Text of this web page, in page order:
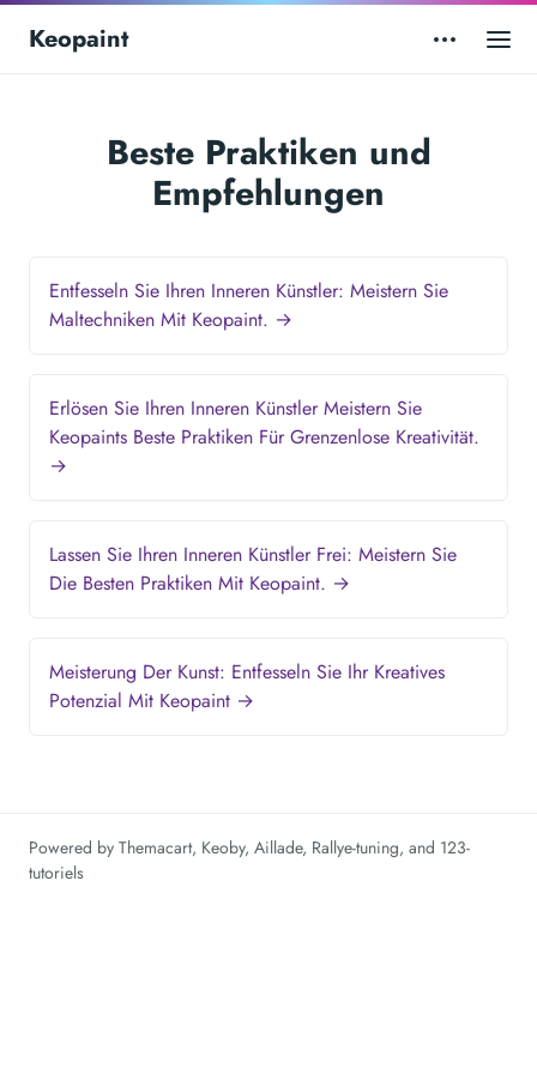
Keopaint
Beste Praktiken und
Empfehlungen
Entfesseln Sie Ihren Inneren Künstler: Meistern Sie
Maltechniken Mit Keopaint. →
Erlösen Sie Ihren Inneren Künstler Meistern Sie
Keopaints Beste Praktiken Für Grenzenlose Kreativität.
→
Lassen Sie Ihren Inneren Künstler Frei: Meistern Sie
Die Besten Praktiken Mit Keopaint. →
Meisterung Der Kunst: Entfesseln Sie Ihr Kreatives
Potenzial Mit Keopaint →
Powered by Themacart, Keoby, Aillade, Rallye-tuning, and 123-
tutoriels